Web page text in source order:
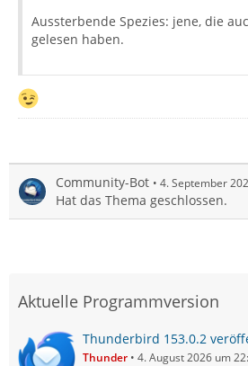
Aussterbende Spezies: jene, die
gelesen haben.
Community-Bot 4. September
Hat das Thema geschlossen.
Aktuelle Programmversion
Thunderbird 153.0.2
Thunder 4. August 2026 um